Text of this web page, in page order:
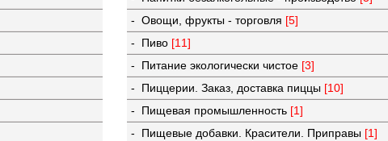
- Овощи, фрукты - торговля [5]
- Пиво [11]
- Питание экологически чистое [3]
- Пиццерии. Заказ, доставка пиццы [10]
- Пищевая промышленность [1]
- Пищевые добавки. Красители. Приправы [1]